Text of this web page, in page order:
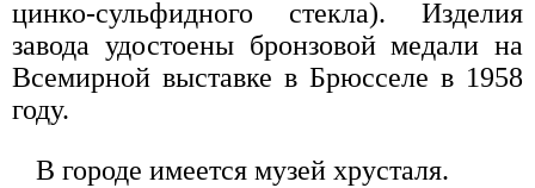
цинко-сульфидного стекла). Изделия
завода удостоены бронзовой медали на
Всемирной выставке в Брюсселе в 1958
году.
В городе имеется музей хрусталя.